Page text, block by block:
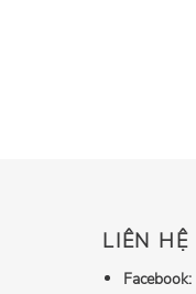
LIÊN HỆ
Facebook: